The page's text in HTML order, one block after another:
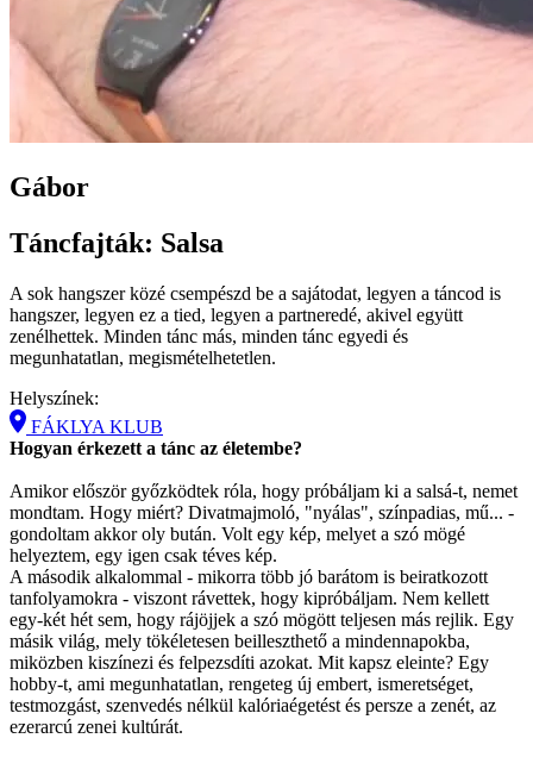
Gábor
Táncfajták: Salsa
A sok hangszer közé csempészd be a sajátodat, legyen a táncod is
hangszer, legyen ez a tied, legyen a partneredé, akivel együtt
zenélhettek. Minden tánc más, minden tánc egyedi és
megunhatatlan, megismételhetetlen.
Helyszínek:
FÁKLYA KLUB
Hogyan érkezett a tánc az életembe?
Amikor először győzködtek róla, hogy próbáljam ki a salsá-t, nemet
mondtam. Hogy miért? Divatmajmoló, "nyálas", színpadias, mű... -
gondoltam akkor oly bután. Volt egy kép, melyet a szó mögé
helyeztem, egy igen csak téves kép.
A második alkalommal - mikorra több jó barátom is beiratkozott
tanfolyamokra - viszont rávettek, hogy kipróbáljam. Nem kellett
egy-két hét sem, hogy rájöjjek a szó mögött teljesen más rejlik. Egy
másik világ, mely tökéletesen beilleszthető a mindennapokba,
miközben kiszínezi és felpezsdíti azokat. Mit kapsz eleinte? Egy
hobby-t, ami megunhatatlan, rengeteg új embert, ismeretséget,
testmozgást, szenvedés nélkül kalóriaégetést és persze a zenét, az
ezerarcú zenei kultúrát.